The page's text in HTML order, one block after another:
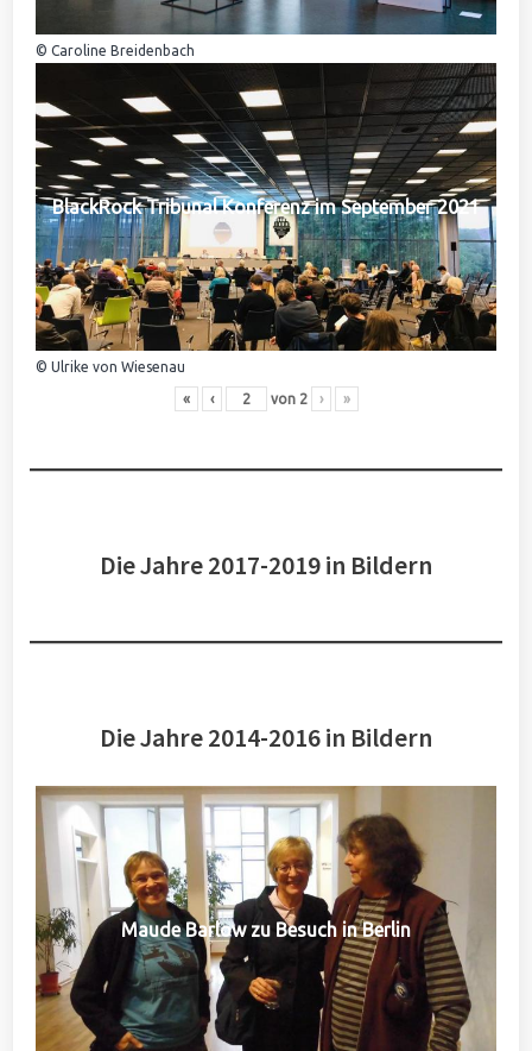
© Caroline Breidenbach
BlackRock Tribunal Konferenz im September 2021
© Ulrike von Wiesenau
« ‹ von 2 › »
Die Jahre 2017-2019 in Bildern
Die Jahre 2014-2016 in Bildern
Maude Barlow zu Besuch in Berlin